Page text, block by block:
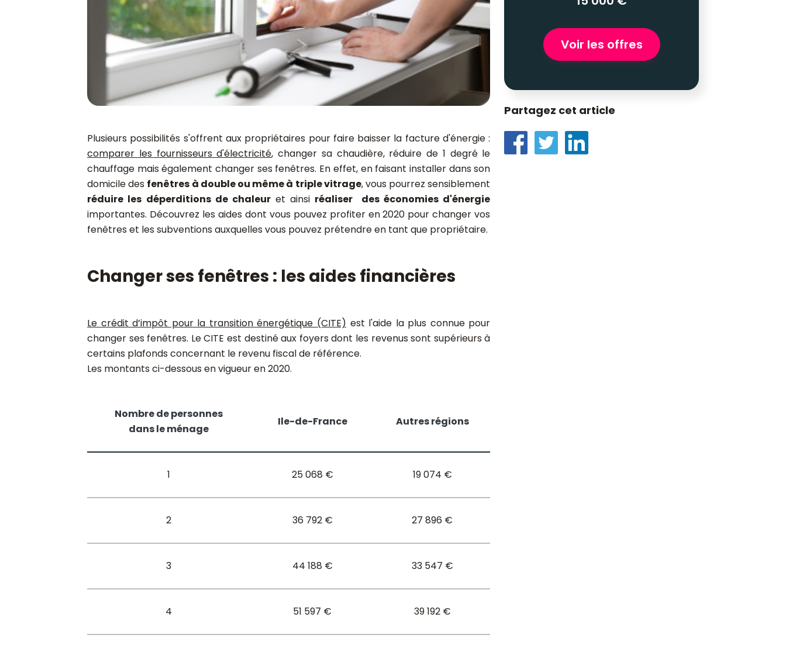
Plusieurs possibilités s'offrent aux propriétaires pour faire baisser la facture d'énergie :
comparer les fournisseurs d'électricité, changer sa chaudière, réduire de 1 degré le
chauffage mais également changer ses fenêtres. En effet, en faisant installer dans son
domicile des fenêtres à double ou même à triple vitrage, vous pourrez sensiblement
réduire les déperditions de chaleur et ainsi réaliser des économies d'énergie
importantes. Découvrez les aides dont vous pouvez profiter en 2020 pour changer vos
fenêtres et les subventions auxquelles vous pouvez prétendre en tant que propriétaire.
Changer ses fenêtres : les aides financières
Le crédit d’impôt pour la transition énergétique (CITE) est l'aide la plus connue pour
changer ses fenêtres. Le CITE est destiné aux foyers dont les revenus sont supérieurs à
certains plafonds concernant le revenu fiscal de référence.
Les montants ci-dessous en vigueur en 2020.
Nombre de personnes
dans le ménage
Ile-de-France Autres régions
1 25 068 € 19 074 €
2 36 792 € 27 896 €
3 44 188 € 33 547 €
4 51 597 € 39 192 €
Voir les offres
Partagez cet article